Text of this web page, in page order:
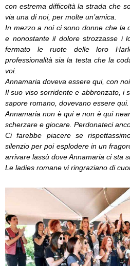
con estrema difficoltà la strada che
via una di noi, per molte un’amica.
In mezzo a noi ci sono donne che la
e nonostante il dolore strozzasse i
fermato le ruote delle loro
professionalità sia la testa che la
voi.
Annamaria doveva essere qui, con
Il suo viso sorridente e abbronzato, i
sapore romano, dovevano essere qui.
Annamaria non è qui e non è qui
scherzare e giocare. Perdonateci
Ci farebbe piacere se
silenzio per poi esplodere in un
arrivare lassù dove Annamaria ci sta
Le ladies romane vi ringraziano di